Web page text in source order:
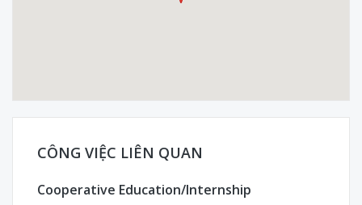
CÔNG VIỆC LIÊN QUAN
Cooperative Education/Internship